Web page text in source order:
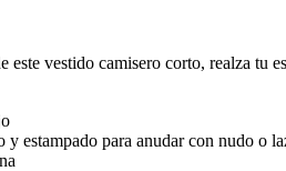
este vestido camisero corto, realza
estampado para anudar con nudo o